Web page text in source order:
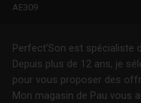
AE309
Perfect'Son est spécialiste
Depuis plus de 12 ans, je
pour vous proposer des
Mon magasin de Pau vous